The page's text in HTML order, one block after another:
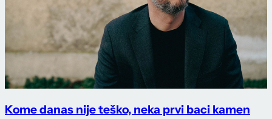
Kome danas nije teško, neka prvi baci kamen